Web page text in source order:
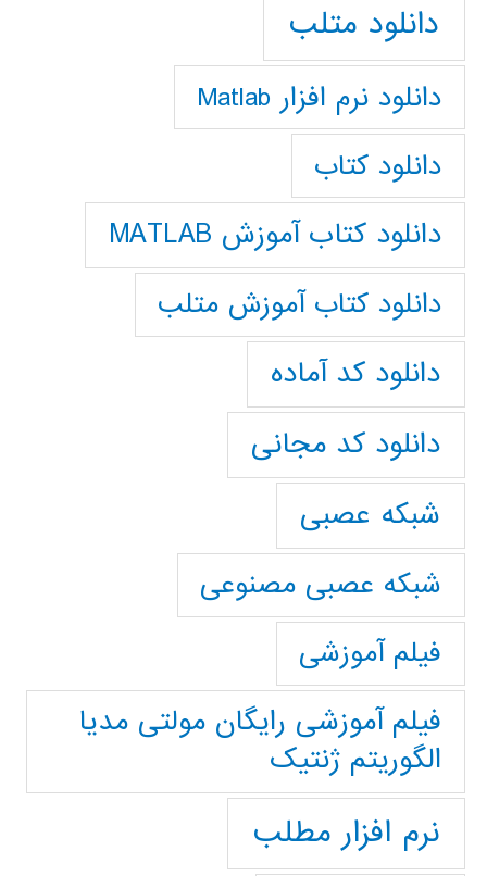
دانلود متلب
دانلود نرم افزار Matlab
دانلود کتاب
دانلود کتاب آموزش MATLAB
دانلود کتاب آموزش متلب
دانلود کد آماده
دانلود کد مجانی
شبکه عصبی
شبکه عصبی مصنوعی
فیلم آموزشی
فیلم آموزشی رایگان مولتی مدیا
الگوریتم ژنتیک
نرم افزار مطلب